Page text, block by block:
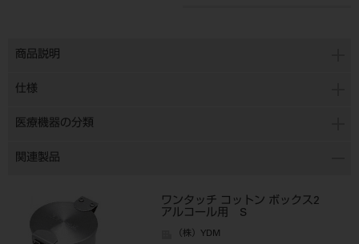
商品説明
仕様
医療機器の分類
関連製品
ワンタッチ コットン ボックス2
アルコール用 S
（株）YDM